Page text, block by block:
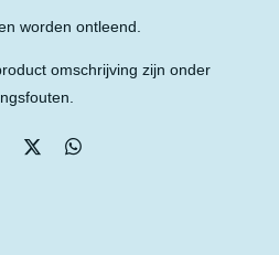
worden ontleend.
omschrijving zijn onder
D
D